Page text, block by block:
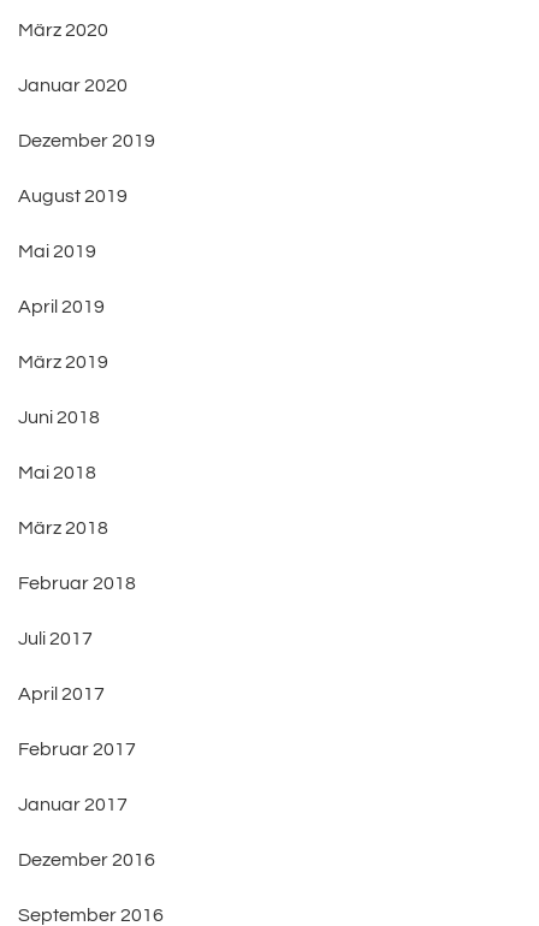
März 2020
Januar 2020
Dezember 2019
August 2019
Mai 2019
April 2019
März 2019
Juni 2018
Mai 2018
März 2018
Februar 2018
Juli 2017
April 2017
Februar 2017
Januar 2017
Dezember 2016
September 2016